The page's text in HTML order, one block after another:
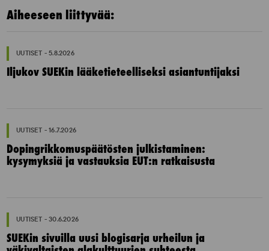
Aiheeseen liittyvää:
UUTISET - 5.8.2026
Iljukov SUEKin lääketieteelliseksi asiantuntijaksi
UUTISET - 16.7.2026
Dopingrikkomuspäätösten julkistaminen:
kysymyksiä ja vastauksia EUT:n ratkaisusta
UUTISET - 30.6.2026
SUEKin sivuilla uusi blogisarja urheilun ja